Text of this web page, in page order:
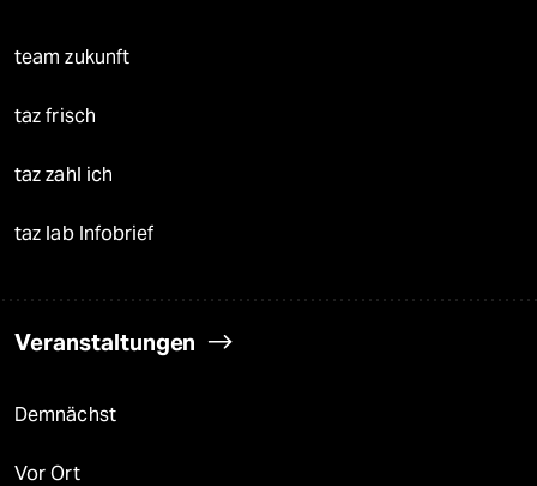
team zukunft
taz frisch
taz zahl ich
taz lab Infobrief
Veranstaltungen
Demnächst
Vor Ort